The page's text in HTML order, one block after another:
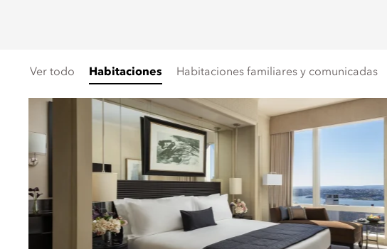
Ver todo Habitaciones Habitaciones familiares y comunicadas